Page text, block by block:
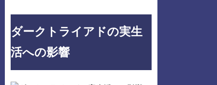
ダークトライアドの実生
活への影響